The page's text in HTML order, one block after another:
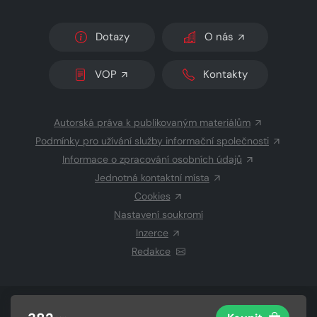
Dotazy O nás
VOP Kontakty
Autorská práva k publikovaným materiálům
Podmínky pro užívání služby informační společnosti
Informace o zpracování osobních údajů
Jednotná kontaktní místa
Cookies
Nastavení soukromí
Inzerce
Redakce
CZECH NEWS CENTER a.s.a dodavatelé